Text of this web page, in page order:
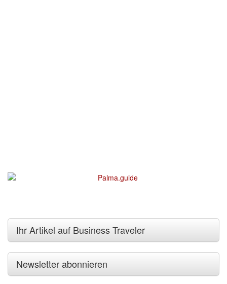
Ihr Artikel auf Business Traveler
Newsletter abonnieren